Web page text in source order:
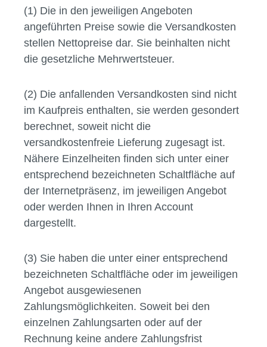
(1) Die in den jeweiligen Angeboten
angeführten Preise sowie die Versandkosten
stellen Nettopreise dar. Sie beinhalten nicht
die gesetzliche Mehrwertsteuer.
(2) Die anfallenden Versandkosten sind nicht
im Kaufpreis enthalten, sie werden gesondert
berechnet, soweit nicht die
versandkostenfreie Lieferung zugesagt ist.
Nähere Einzelheiten finden sich unter einer
entsprechend bezeichneten Schaltfläche auf
der Internetpräsenz, im jeweiligen Angebot
oder werden Ihnen in Ihren Account
dargestellt.
(3) Sie haben die unter einer entsprechend
bezeichneten Schaltfläche oder im jeweiligen
Angebot ausgewiesenen
Zahlungsmöglichkeiten. Soweit bei den
einzelnen Zahlungsarten oder auf der
Rechnung keine andere Zahlungsfrist